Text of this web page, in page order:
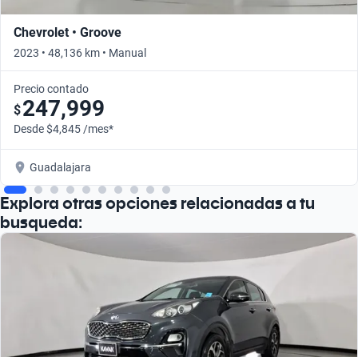
Chevrolet • Groove
2023 • 48,136 km • Manual
Precio contado
$247,999
Desde $4,845 /mes*
Guadalajara
Explora otras opciones relacionadas a tu
busqueda: